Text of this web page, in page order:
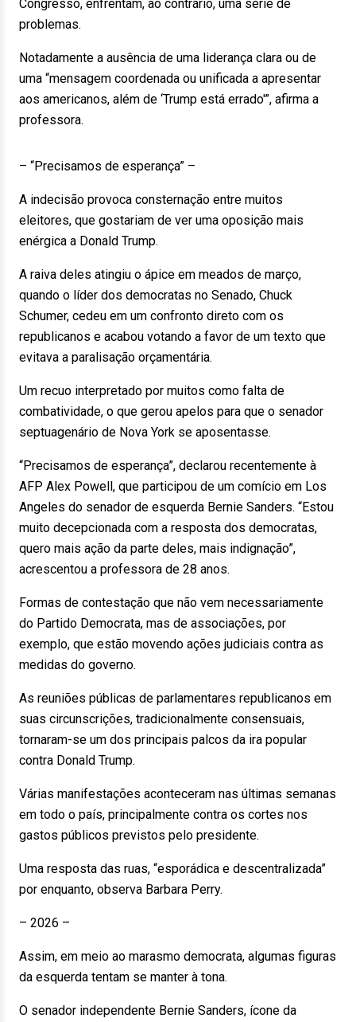
Congresso, enfrentam, ao contrário, uma série de
problemas.
Notadamente a ausência de uma liderança clara ou de
uma “mensagem coordenada ou unificada a apresentar
aos americanos, além de ‘Trump está errado'”, afirma a
professora.
– “Precisamos de esperança” –
A indecisão provoca consternação entre muitos
eleitores, que gostariam de ver uma oposição mais
enérgica a Donald Trump.
A raiva deles atingiu o ápice em meados de março,
quando o líder dos democratas no Senado, Chuck
Schumer, cedeu em um confronto direto com os
republicanos e acabou votando a favor de um texto que
evitava a paralisação orçamentária.
Um recuo interpretado por muitos como falta de
combatividade, o que gerou apelos para que o senador
septuagenário de Nova York se aposentasse.
“Precisamos de esperança”, declarou recentemente à
AFP Alex Powell, que participou de um comício em Los
Angeles do senador de esquerda Bernie Sanders. “Estou
muito decepcionada com a resposta dos democratas,
quero mais ação da parte deles, mais indignação”,
acrescentou a professora de 28 anos.
Formas de contestação que não vem necessariamente
do Partido Democrata, mas de associações, por
exemplo, que estão movendo ações judiciais contra as
medidas do governo.
As reuniões públicas de parlamentares republicanos em
suas circunscrições, tradicionalmente consensuais,
tornaram-se um dos principais palcos da ira popular
contra Donald Trump.
Várias manifestações aconteceram nas últimas semanas
em todo o país, principalmente contra os cortes nos
gastos públicos previstos pelo presidente.
Uma resposta das ruas, “esporádica e descentralizada”
por enquanto, observa Barbara Perry.
– 2026 –
Assim, em meio ao marasmo democrata, algumas figuras
da esquerda tentam se manter à tona.
O senador independente Bernie Sanders, ícone da